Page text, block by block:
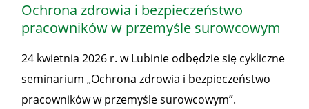
Honorowe
patronaty
Prezesa
WUG
Ochrona zdrowia i bezpieczeństwo
pracowników w przemyśle surowcowym
24 kwietnia 2026 r. w Lubinie odbędzie się cykliczne
seminarium „Ochrona zdrowia i bezpieczeństwo
pracowników w przemyśle surowcowym”.